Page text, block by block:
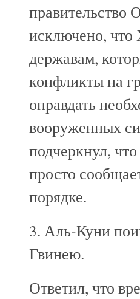
правительство
исключено,
державам,
конфликты на
оправдать
вооруженных
подчеркнул,
просто
порядке.
3. Аль-Куни
Гвинею.
Ответил, что